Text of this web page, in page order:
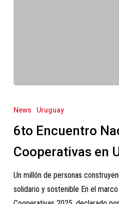
Encuentro
de
Cooperativas
Uruguay
News Uruguay
6to Encuentro
Cooperativas en
Un millón de personas
solidario y sostenible En el